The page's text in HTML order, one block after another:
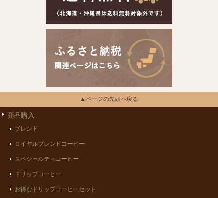
▲ページの先頭へ戻る
商品購入
ブレンド
ロイヤルブレンドコーヒー
スペシャルティコーヒー
ドリップコーヒー
お得なドリップコーヒーセット